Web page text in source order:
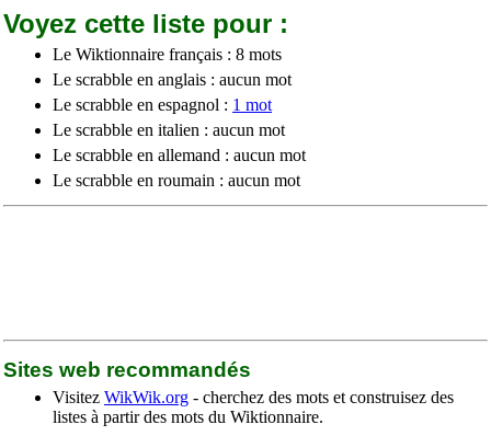
Voyez cette liste pour :
Le Wiktionnaire français : 8 mots
Le scrabble en anglais : aucun mot
Le scrabble en espagnol : 1 mot
Le scrabble en italien : aucun mot
Le scrabble en allemand : aucun mot
Le scrabble en roumain : aucun mot
Sites web recommandés
Visitez WikWik.org - cherchez des mots et construisez des
listes à partir des mots du Wiktionnaire.